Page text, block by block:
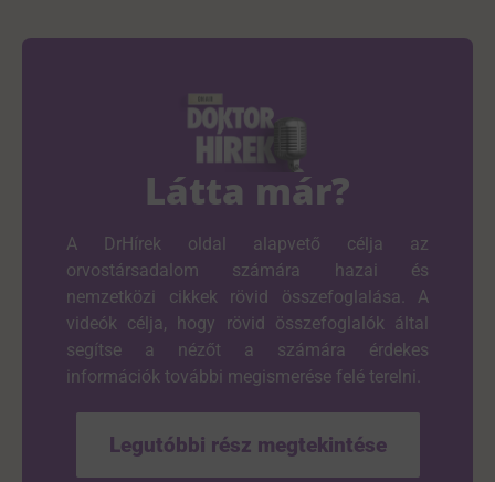
Látta már?
A DrHírek oldal alapvető célja az
orvostársadalom számára hazai és
nemzetközi cikkek rövid összefoglalása. A
videók célja, hogy rövid összefoglalók által
segítse a nézőt a számára érdekes
információk további megismerése felé terelni.
Legutóbbi rész megtekintése